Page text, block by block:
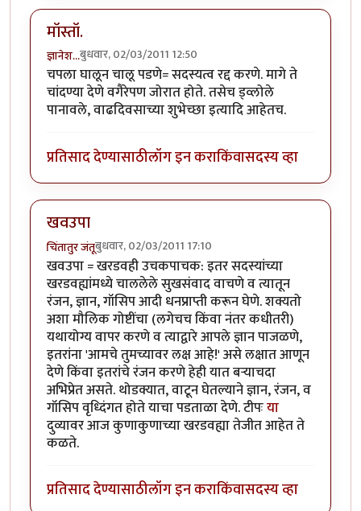
मॉस्तॉ.
ज्ञानेश...बुधवार, 02/03/2011 12:50
चपला घालून चालू पडणे= सदस्यत्व रद्द करणे. मागे ते
चांदण्या देणे वगैरेपण जोरात होते. तसेच ड्व्लोले
पानावले, वाढदिवसाच्या शुभेच्छा इत्यादि आहेतच.
प्रतिसाद देण्यासाठीलॉग इन कराकिंवासदस्य व्हा
खवउपा
चिंतातुर जंतूबुधवार, 02/03/2011 17:10
खवउपा = खरडवही उचकपाचक: इतर सदस्यांच्या
खरडवह्यांमध्ये चाललेले सुखसंवाद वाचणे व त्यातून
रंजन, ज्ञान, गॉसिप आदी धनप्राप्ती करून घेणे. शक्यतो
अशा मौलिक गोष्टींचा (लगेचच किंवा नंतर कधीतरी)
यथायोग्य वापर करणे व त्याद्वारे आपले ज्ञान पाजळणे,
इतरांना 'आमचे तुमच्यावर लक्ष आहे!' असे लक्षात आणून
देणे किंवा इतरांचे रंजन करणे हेही यात बर्‍याचदा
अभिप्रेत असते. थोडक्यात, वाटून घेतल्याने ज्ञान, रंजन, व
गॉसिप वृध्दिंगत होते याचा पडताळा देणे. टीपःया
दुव्यावर आज कुणाकुणाच्या खरडवह्या तेजीत आहेत ते
कळते.
प्रतिसाद देण्यासाठीलॉग इन कराकिंवासदस्य व्हा